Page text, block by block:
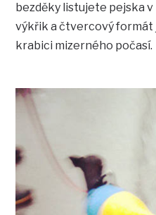
bezděky listujete pejska
výkřik a čtvercový formát
krabici mizerného počasí.